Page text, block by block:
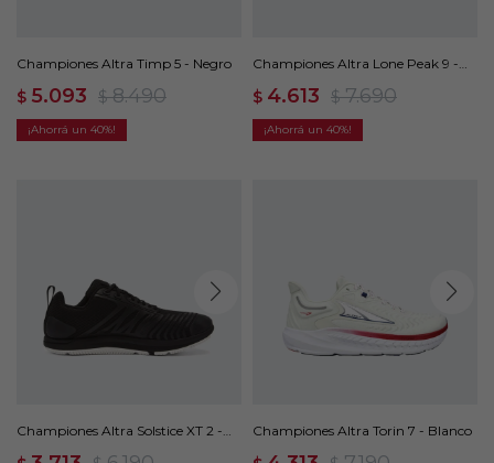
Championes Altra Timp 5 - Negro
$ 5.093 $ 8.490
40
Championes Altra Lone Peak 9 -
$ 4.613 $ 7.690
40
Championes Altra Solstice XT 2 -
Championes Altra Torin 7 - Blanco